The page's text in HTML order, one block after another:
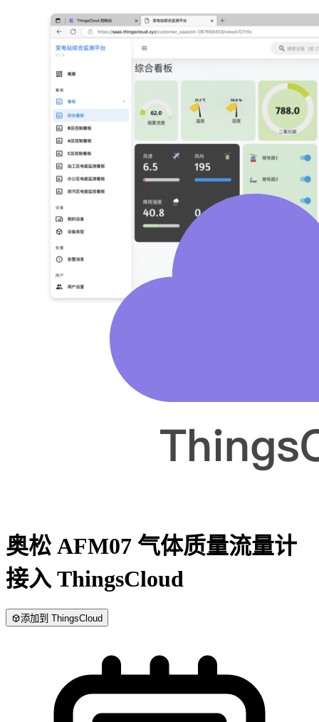
奥松 AFM07 气体质量流量计
接入 ThingsCloud
添加到 ThingsCloud